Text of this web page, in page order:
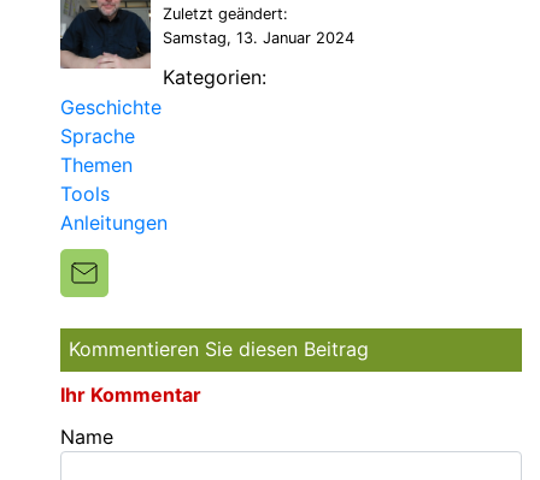
Zuletzt geändert:
Samstag, 13. Januar 2024
Kategorien:
Geschichte
Sprache
Themen
Tools
Anleitungen
Kommentieren Sie diesen Beitrag
Ihr Kommentar
Name